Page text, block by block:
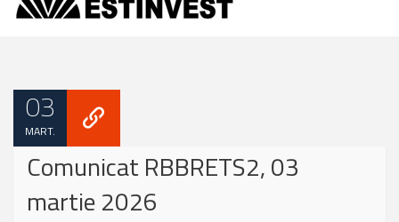
03
MART.
Comunicat RBBRETS2, 03
martie 2026